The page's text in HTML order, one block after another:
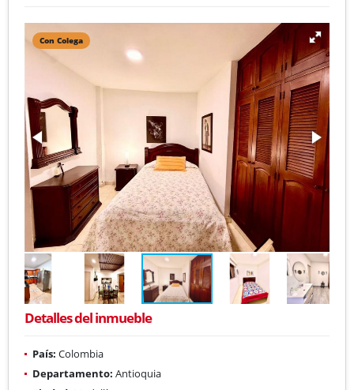
Con Colega
Detalles del inmueble
País: Colombia
Departamento: Antioquia